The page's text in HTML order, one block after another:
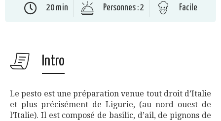
20 min Personnes : 2 Facile
Intro
Le pesto est une préparation venue tout droit d’Italie
et plus précisément de Ligurie, (au nord ouest de
l’Italie). Il est composé de basilic, d’ail, de pignons de